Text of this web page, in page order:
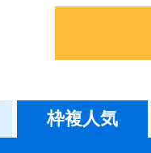
枠複人気